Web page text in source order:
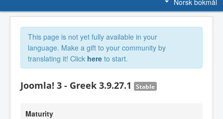
Norsk bokmål
This page is not yet fully available in your
language. Make a gift to your community by
translating it! Click here to start.
Joomla! 3 - Greek 3.9.27.1 Stable
Maturity